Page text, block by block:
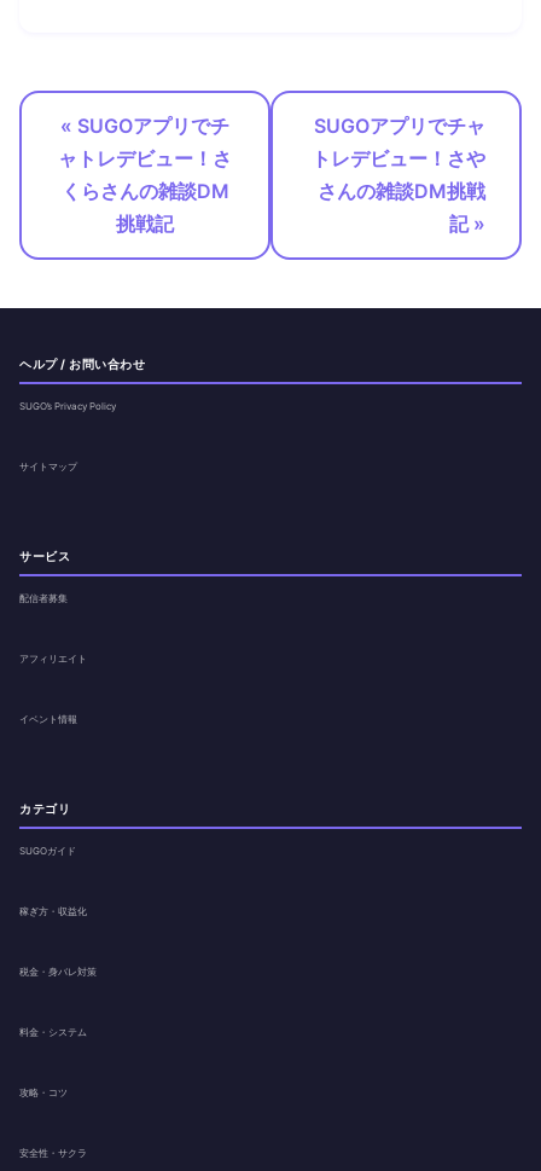
« SUGOアプリでチ
ャトレデビュー！さ
くらさんの雑談DM
挑戦記
SUGOアプリでチャ
トレデビュー！さや
さんの雑談DM挑戦
記 »
ヘルプ / お問い合わせ
SUGO’s Privacy Policy
サイトマップ
サービス
配信者募集
アフィリエイト
イベント情報
カテゴリ
SUGOガイド
稼ぎ方・収益化
税金・身バレ対策
料金・システム
攻略・コツ
安全性・サクラ